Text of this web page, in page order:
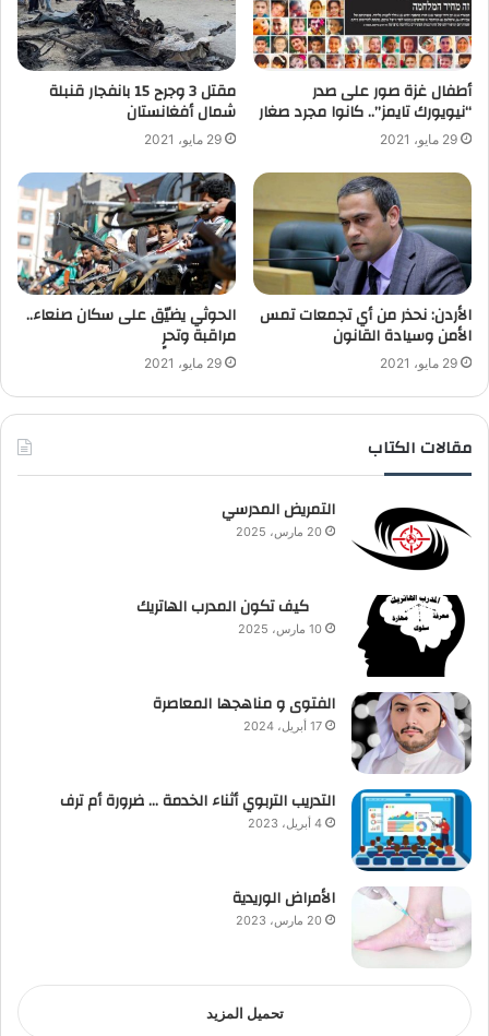
أطفال غزة صور على صدر
“نيويورك تايمز”.. كانوا مجرد صغار
29 مايو، 2021
‬شمال أفغانستان
29 مايو، 2021
الأردن: نحذر من أي تجمعات تمس
الأمن وسيادة القانون
29 مايو، 2021
الحوثي يضيّق على سكان صنعاء..
مراقبة وتحرٍ
29 مايو، 2021
مقالات الكتاب
التمريض المدرسي
20 مارس، 2025
كيف تكون المدرب الهاتريك
10 مارس، 2025
الفتوى و مناهجها المعاصرة
17 أبريل، 2024
التدريب التربوي أثناء الخدمة … ضرورة أم ترف
4 أبريل، 2023
الأمراض الوريدية
20 مارس، 2023
تحميل المزيد